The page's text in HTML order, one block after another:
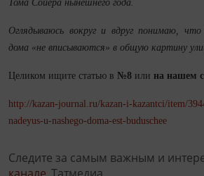
Тома Сойера нынешнего года.
Оглядываюсь вокруг и вдруг понимаю,
дома «не вписываются» в общую картину
Целиком ищите статью в №8 или на нашем
http://kazan-journal.ru/kazan-i-kazantci/item/
nadeyus-u-nashego-doma-est-buduschee
Следите за самым важным и